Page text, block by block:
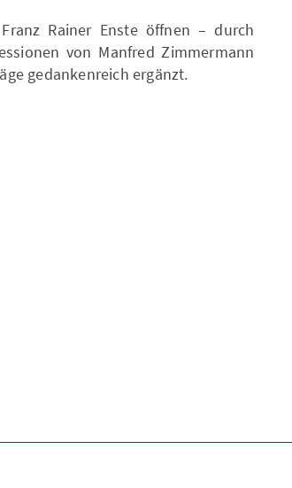
Rainer Enste öffnen – durch
von Manfred Zimmermann
gedankenreich ergänzt.